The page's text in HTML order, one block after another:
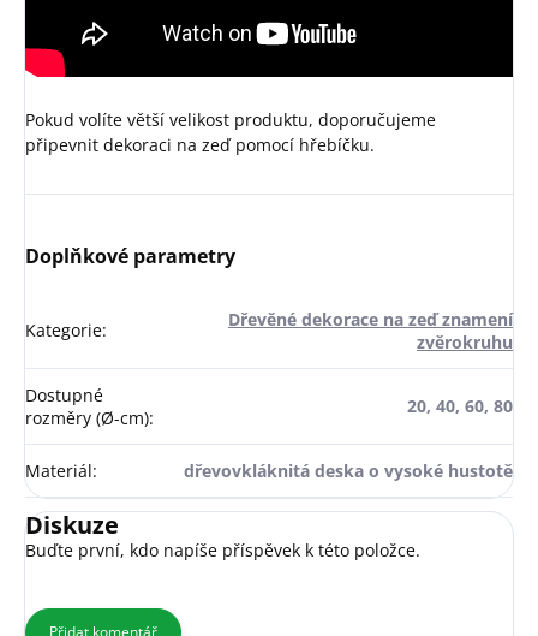
Pokud volíte větší velikost produktu, doporučujeme
připevnit dekoraci na zeď pomocí hřebíčku.
Doplňkové parametry
Kategorie:
Dřevěné dekorace na zeď znamení
zvěrokruhu
Dostupné
rozměry (Ø-cm):
20, 40, 60, 80
Materiál: dřevovkláknitá deska o vysoké hustotě
Diskuze
Buďte první, kdo napíše příspěvek k této položce.
Přidat komentář